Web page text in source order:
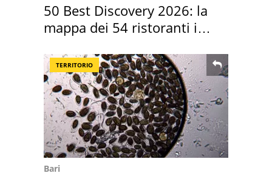
50 Best Discovery 2026: la
mappa dei 54 ristoranti in
TERRITORIO
Bari